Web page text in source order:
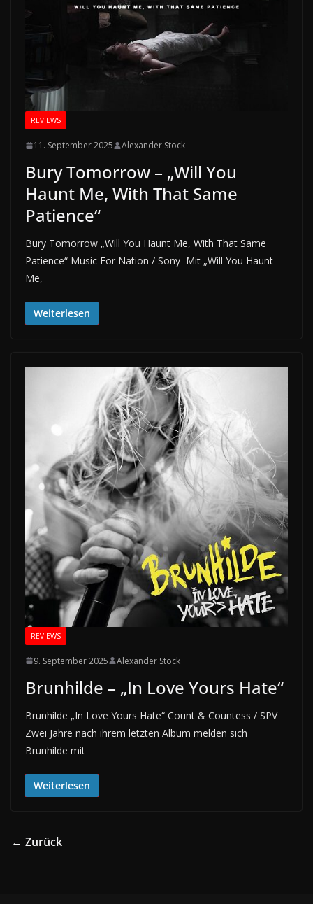
REVIEWS
11. September 2025 Alexander Stock
Bury Tomorrow – „Will You
Haunt Me, With That Same
Patience“
Bury Tomorrow „Will You Haunt Me, With That Same
Patience“ Music For Nation / Sony Mit „Will You Haunt
Me,
Weiterlesen
REVIEWS
9. September 2025 Alexander Stock
Brunhilde – „In Love Yours Hate“
Brunhilde „In Love Yours Hate“ Count & Countess / SPV
Zwei Jahre nach ihrem letzten Album melden sich
Brunhilde mit
Weiterlesen
← Zurück